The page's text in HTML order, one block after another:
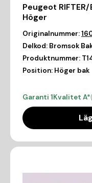
Peugeot
Höger
Originalnummer:
Delkod: Bromsok
Produktnummer:
Position: Höger bak
Garanti 1Kvalitet A*